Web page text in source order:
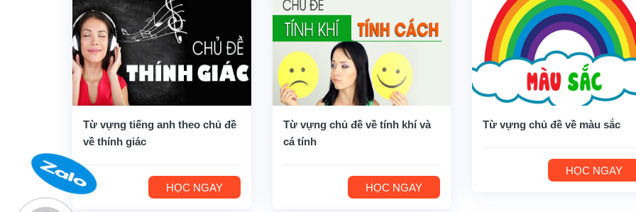
Từ vựng tiếng anh theo chủ đề
về thính giác
HỌC NGAY
Từ vựng chủ đề về tính khí và
cá tính
HỌC NGAY
Từ vựng chủ đề về màu sắc
HỌC NGAY